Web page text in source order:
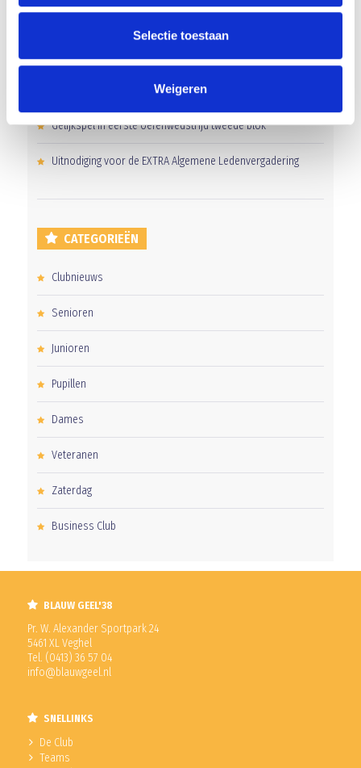
Selectie toestaan
Weigeren
Overwinning op Mierlo Hout
Gelijkspel in eerste oefenwedstrijd tweede blok
Uitnodiging voor de EXTRA Algemene Ledenvergadering
CATEGORIEËN
Clubnieuws
Senioren
Junioren
Pupillen
Dames
Veteranen
Zaterdag
Business Club
BLAUW GEEL'38
Pr. W. Alexander Sportpark 24
5461 XL Veghel
Tel. (0413) 36 57 04
info@blauwgeel.nl
SNELLINKS
De Club
Teams